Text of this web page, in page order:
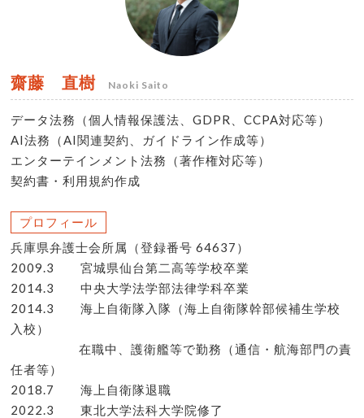
齋藤 直樹 Naoki Saito
データ法務（個人情報保護法、GDPR、CCPA対応等）
AI法務（AI関連契約、ガイドライン作成等）
エンターテインメント法務（著作権対応等）
契約書・利用規約作成
プロフィール
兵庫県弁護士会所属（登録番号 64637）
2009.3 宮城県仙台第二高等学校卒業
2014.3 中央大学法学部法律学科卒業
2014.3 海上自衛隊入隊（海上自衛隊幹部候補生学校
入校）
在職中、護衛艦等で勤務（通信・航海部門の責
任者等）
2018.7 海上自衛隊退職
2022.3 東北大学法科大学院修了